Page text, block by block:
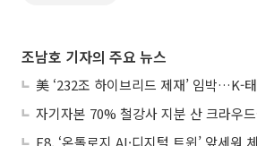
조남호 기자의 주요 뉴스